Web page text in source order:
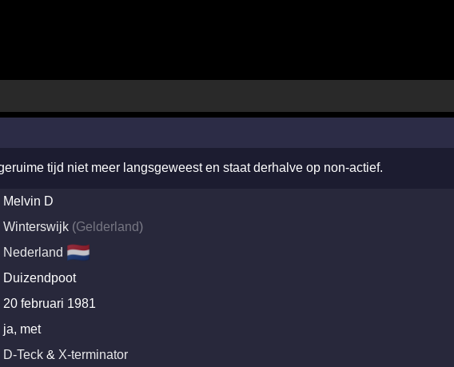
tijd niet meer langsgeweest en staat derhalve op non-actief.
Melvin D
Winterswijk (Gelderland)
Nederland 🇳🇱
Duizendpoot
20 februari 1981
ja, met
D-Teck & X-terminator